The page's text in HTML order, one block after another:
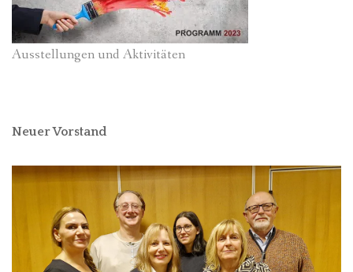
Ausstellungen und Aktivitäten
Neuer Vorstand